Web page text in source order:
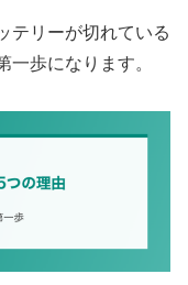
テリーが切れている
歩になります。